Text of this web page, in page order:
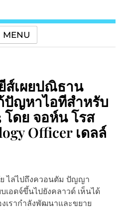
MENU
ส์เผยปณิธาน
ปัญหาไอทีสำหรับ
โดย จอห์น โรส
Officer เดลล์
ไล่ไปถึงควอนตัม ปัญญา
เอดจ์ขึ้นไปยังคลาวด์ เห็นได้
เรากำลังพัฒนาและขยาย